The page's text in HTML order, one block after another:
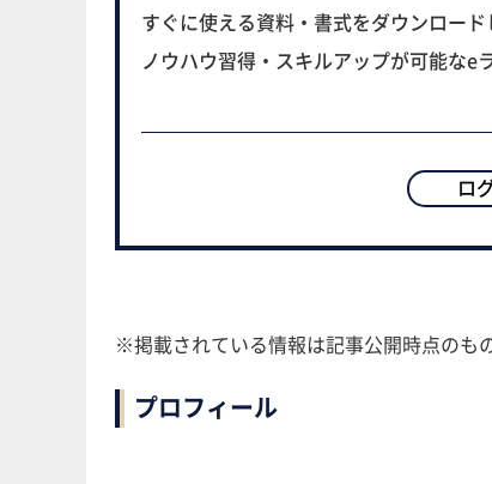
すぐに使える資料・書式をダウンロー
ノウハウ習得・スキルアップが可能なe
ロ
※掲載されている情報は記事公開時点のも
プロフィール